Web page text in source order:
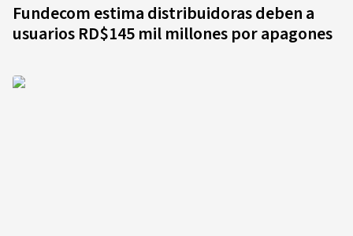
Fundecom estima distribuidoras deben a
usuarios RD$145 mil millones por apagones